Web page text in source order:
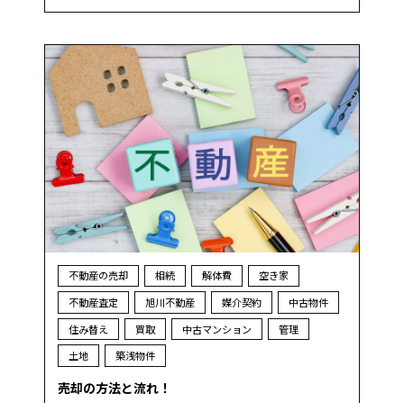
不動産の売却 相続 解体費
空き家
不動産査定
旭川不動産 媒介契約
中古物件
住み替え
買取 中古マンション
管理
土地
築浅物件
売却の方法と流れ！